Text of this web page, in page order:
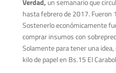
Verdad, un semanario que
hasta febrero de 2017. Fueron
Sostenerlo económicamente
comprar insumos con
Solamente para tener una
kilo de papel en Bs.15 El